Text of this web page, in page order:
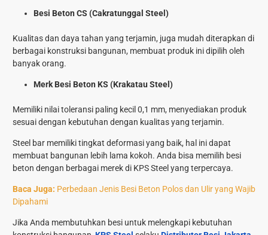
Besi Beton CS (Cakratunggal Steel)
Kualitas dan daya tahan yang terjamin, juga mudah diterapkan di
berbagai konstruksi bangunan, membuat produk ini dipilih oleh
banyak orang.
Merk Besi Beton KS (Krakatau Steel)
Memiliki nilai toleransi paling kecil 0,1 mm, menyediakan produk
sesuai dengan kebutuhan dengan kualitas yang terjamin.
Steel bar memiliki tingkat deformasi yang baik, hal ini dapat
membuat bangunan lebih lama kokoh. Anda bisa memilih besi
beton dengan berbagai merek di KPS Steel yang terpercaya.
Baca Juga: Perbedaan Jenis Besi Beton Polos dan Ulir yang Wajib
Dipahami
Jika Anda membutuhkan besi untuk melengkapi kebutuhan